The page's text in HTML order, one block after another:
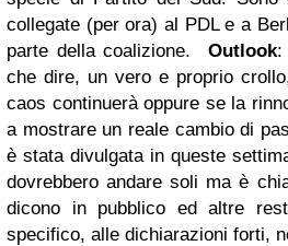
collegate (per ora) al PDL e a
parte della coalizione.
Outlook:
che dire, un vero e proprio
caos continuerà oppure se la
a mostrare un reale cambio di
è stata divulgata in queste
dovrebbero andare soli ma è
dicono in pubblico ed altre
specifico, alle dichiarazioni forti,